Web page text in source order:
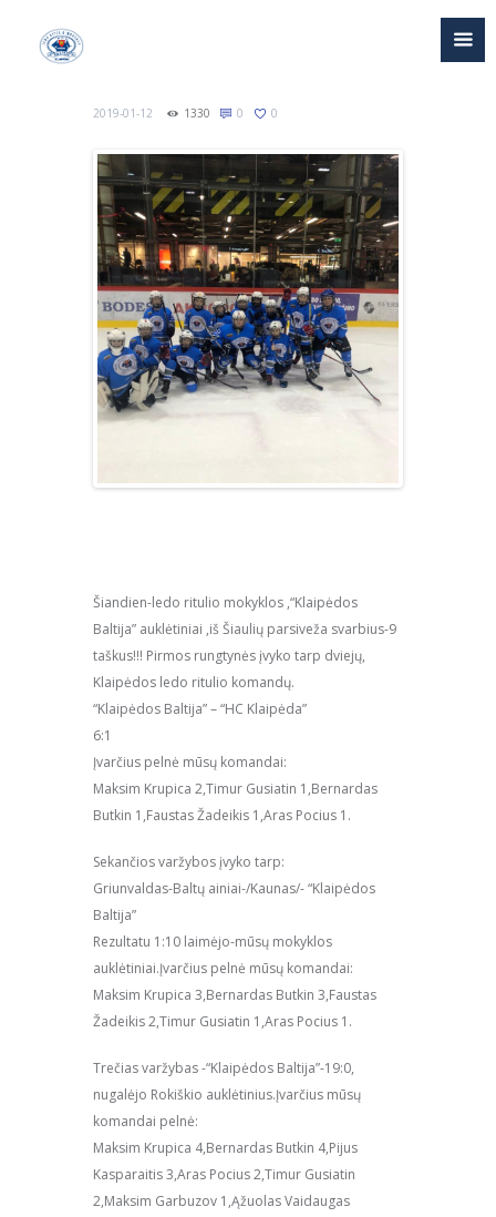
2019-01-12 1330 0 0
Šiandien-ledo ritulio mokyklos ,“Klaipėdos
Baltija” auklėtiniai ,iš Šiaulių parsiveža svarbius-9
taškus!!! Pirmos rungtynės įvyko tarp dviejų,
Klaipėdos ledo ritulio komandų.
“Klaipėdos Baltija” – “HC Klaipėda”
6:1
Įvarčius pelnė mūsų komandai:
Maksim Krupica 2,Timur Gusiatin 1,Bernardas
Butkin 1,Faustas Žadeikis 1,Aras Pocius 1.
Sekančios varžybos įvyko tarp:
Griunvaldas-Baltų ainiai-/Kaunas/- “Klaipėdos
Baltija”
Rezultatu 1:10 laimėjo-mūsų mokyklos
auklėtiniai.Įvarčius pelnė mūsų komandai:
Maksim Krupica 3,Bernardas Butkin 3,Faustas
Žadeikis 2,Timur Gusiatin 1,Aras Pocius 1.
Trečias varžybas -“Klaipėdos Baltija”-19:0,
nugalėjo Rokiškio auklėtinius.Įvarčius mūsų
komandai pelnė:
Maksim Krupica 4,Bernardas Butkin 4,Pijus
Kasparaitis 3,Aras Pocius 2,Timur Gusiatin
2,Maksim Garbuzov 1,Ąžuolas Vaidaugas